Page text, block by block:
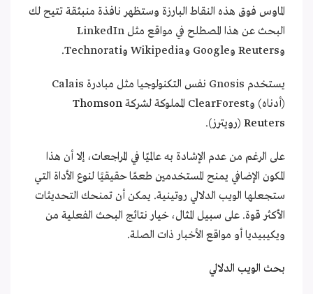
الماوس فوق هذه النقاط البارزة وستظهر نافذة منبثقة تتيح لك
البحث عن هذا المصطلح في مواقع مثل LinkedIn
وReuters وGoogle وWikipedia وTechnorati.
يستخدم Gnosis نفس التكنولوجيا مثل مبادرة Calais
(أدناه) وClearForest المملوكة لشركة
Thomson
Reuters (رويترز).
على الرغم من عدم الإشادة به عالميًا في المراجعات، إلا أن هذا
المكون الإضافي يمنح المستخدمين طعمًا حقيقيًا لنوع الأداة التي
ستجعلها الويب الدلالي روتينية. يمكن أن تمنحك التحديثات
الأكثر قوة. على سبيل المثال، خيار نتائج البحث الفعلية من
ويكيبيديا أو مواقع الأخبار ذات الصلة.
بحث الويب الدلالي